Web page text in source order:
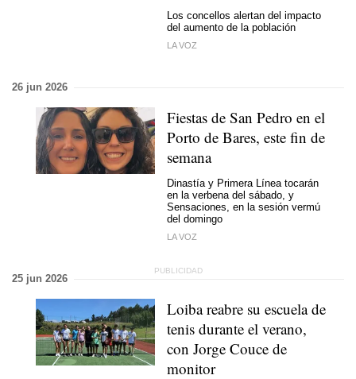
Los concellos alertan del impacto
del aumento de la población
LA VOZ
26 jun 2026
Fiestas de San Pedro en el
Porto de Bares, este fin de
semana
Dinastía y Primera Línea tocarán
en la verbena del sábado, y
Sensaciones, en la sesión vermú
del domingo
LA VOZ
25 jun 2026
Loiba reabre su escuela de
tenis durante el verano,
con Jorge Couce de
monitor